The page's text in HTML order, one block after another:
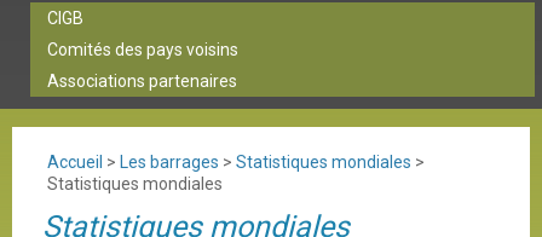
CIGB
Comités des pays voisins
Associations partenaires
Accueil > Les barrages > Statistiques mondiales >
Statistiques mondiales
Statistiques mondiales